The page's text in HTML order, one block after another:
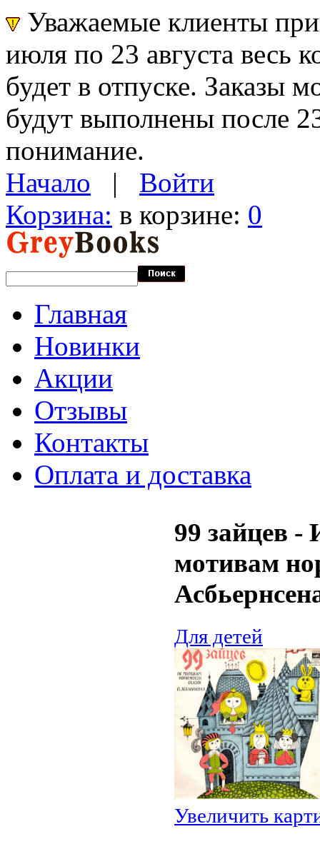
Уважаемые клиенты
июля по 23 августа весь
будет в отпуске. Заказы
будут выполнены после
понимание.
Начало | Войти
Корзина: в корзине: 0
Главная
Новинки
Акции
Отзывы
Контакты
Оплата и доставка
99 зайцев -
мотивам
Для детей
Увеличить